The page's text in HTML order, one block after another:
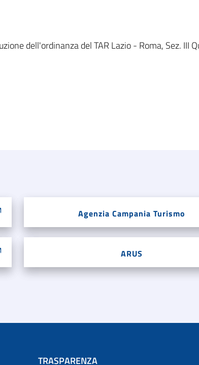
dell'ordinanza del TAR Lazio - Roma, Sez.
Agenzia Campania Turismo
ARUS
TRASPARENZA